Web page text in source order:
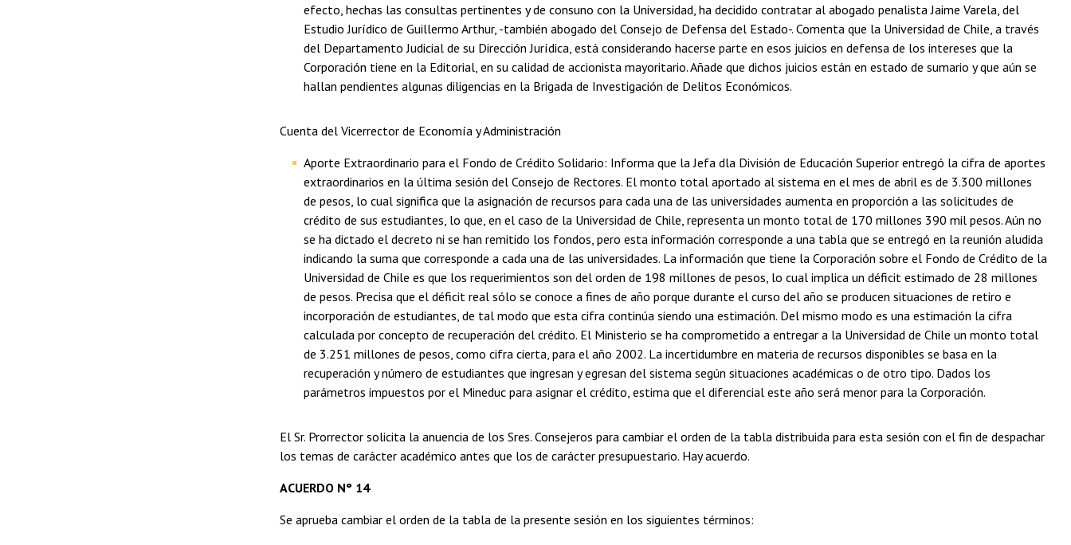
efecto, hechas las consultas pertinentes y de consuno con la Universidad, ha decidido contratar al abogado penalista Jaime Varela, del
Estudio Jurídico de Guillermo Arthur, -también abogado del Consejo de Defensa del Estado-. Comenta que la Universidad de Chile, a través
del Departamento Judicial de su Dirección Jurídica, está considerando hacerse parte en esos juicios en defensa de los intereses que la
Corporación tiene en la Editorial, en su calidad de accionista mayoritario. Añade que dichos juicios están en estado de sumario y que aún se
hallan pendientes algunas diligencias en la Brigada de Investigación de Delitos Económicos.
Cuenta del Vicerrector de Economía y Administración
Aporte Extraordinario para el Fondo de Crédito Solidario: Informa que la Jefa dla División de Educación Superior entregó la cifra de aportes
extraordinarios en la última sesión del Consejo de Rectores. El monto total aportado al sistema en el mes de abril es de 3.300 millones
de pesos, lo cual significa que la asignación de recursos para cada una de las universidades aumenta en proporción a las solicitudes de
crédito de sus estudiantes, lo que, en el caso de la Universidad de Chile, representa un monto total de 170 millones 390 mil pesos. Aún no
se ha dictado el decreto ni se han remitido los fondos, pero esta información corresponde a una tabla que se entregó en la reunión aludida
indicando la suma que corresponde a cada una de las universidades. La información que tiene la Corporación sobre el Fondo de Crédito de la
Universidad de Chile es que los requerimientos son del orden de 198 millones de pesos, lo cual implica un déficit estimado de 28 millones
de pesos. Precisa que el déficit real sólo se conoce a fines de año porque durante el curso del año se producen situaciones de retiro e
incorporación de estudiantes, de tal modo que esta cifra continúa siendo una estimación. Del mismo modo es una estimación la cifra
calculada por concepto de recuperación del crédito. El Ministerio se ha comprometido a entregar a la Universidad de Chile un monto total
de 3.251 millones de pesos, como cifra cierta, para el año 2002. La incertidumbre en materia de recursos disponibles se basa en la
recuperación y número de estudiantes que ingresan y egresan del sistema según situaciones académicas o de otro tipo. Dados los
parámetros impuestos por el Mineduc para asignar el crédito, estima que el diferencial este año será menor para la Corporación.
El Sr. Prorrector solicita la anuencia de los Sres. Consejeros para cambiar el orden de la tabla distribuida para esta sesión con el fin de despachar
los temas de carácter académico antes que los de carácter presupuestario. Hay acuerdo.
ACUERDO N° 14
Se aprueba cambiar el orden de la tabla de la presente sesión en los siguientes términos: